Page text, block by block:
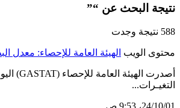
نتيجة البحث عن “”
588 نتيجة وجدت
محتوى الويب الهيئة العامة للإحصاء: معدل البطالة
التغيـرات...